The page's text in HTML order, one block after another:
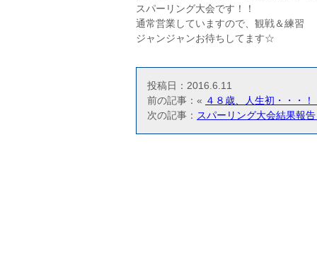
スパーリング大会です！！
通常営業していますので、観戦＆練習
ジャンジャンお待ちしてます☆
投稿日：2016.6.11
前の記事：« ４８歳、人生初・・・！
次の記事： スパーリング大会結果報